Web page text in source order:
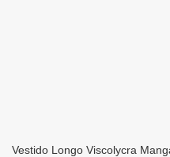
Vestido Longo Viscolycra